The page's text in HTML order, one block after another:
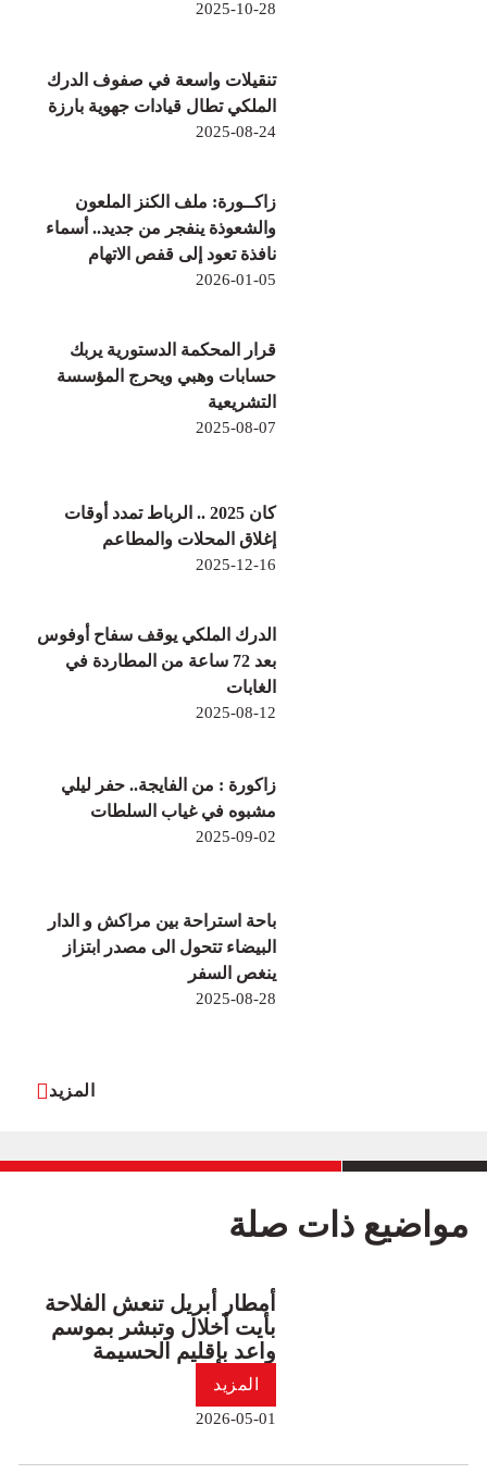
2025-10-28
تنقيلات واسعة في صفوف الدرك
الملكي تطال قيادات جهوية بارزة
2025-08-24
زاكــورة: ملف الكنز الملعون
والشعوذة ينفجر من جديد.. أسماء
نافذة تعود إلى قفص الاتهام
2026-01-05
قرار المحكمة الدستورية يربك
حسابات وهبي ويحرج المؤسسة
التشريعية
2025-08-07
كان 2025 .. الرباط تمدد أوقات
إغلاق المحلات والمطاعم
2025-12-16
الدرك الملكي يوقف سفاح أوفوس
بعد 72 ساعة من المطاردة في
الغابات
2025-08-12
زاكورة : من الفايجة.. حفر ليلي
مشبوه في غياب السلطات
2025-09-02
باحة استراحة بين مراكش و الدار
البيضاء تتحول الى مصدر ابتزاز
ينغص السفر
2025-08-28
المزيد
مواضيع ذات صلة
أمطار أبريل تنعش الفلاحة
بأيت أخلال وتبشر بموسم
واعد بإقليم الحسيمة
المزيد
2026-05-01